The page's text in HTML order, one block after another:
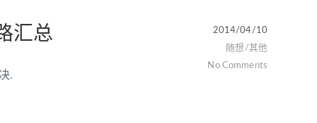
2014/04/10
随想/其他
No Comments
汇总
.